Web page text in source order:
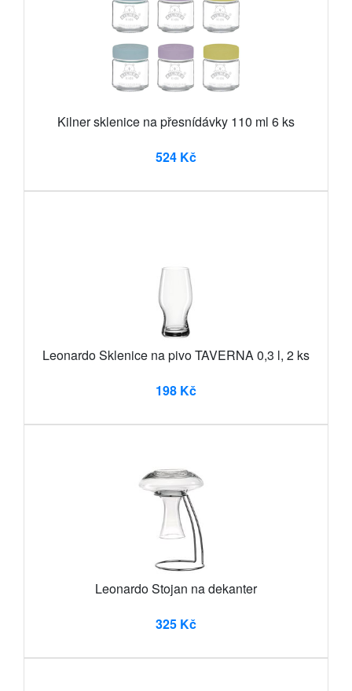
Kilner sklenice na přesnídávky 110 ml 6 ks
524 Kč
Leonardo Sklenice na pivo TAVERNA 0,3 l, 2 ks
198 Kč
Leonardo Stojan na dekanter
325 Kč